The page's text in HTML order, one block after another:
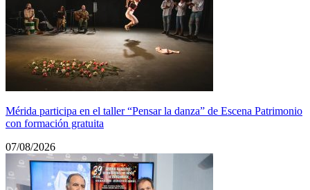
Mérida participa en el taller “Pensar la danza” de Escena Patrimonio
con formación gratuita
07/08/2026